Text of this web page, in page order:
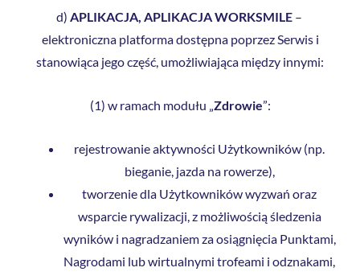
d) APLIKACJA, APLIKACJA WORKSMILE–
elektroniczna platforma dostępna poprzez Serwis i
stanowiąca jego część, umożliwiająca między innymi:
(1) w ramach modułu „Zdrowie”:
rejestrowanie aktywności Użytkowników (np.
bieganie, jazda na rowerze),
tworzenie dla Użytkowników wyzwań oraz
wsparcie rywalizacji, z możliwością śledzenia
wyników i nagradzaniem za osiągnięcia Punktami,
Nagrodami lub wirtualnymi trofeami i odznakami,